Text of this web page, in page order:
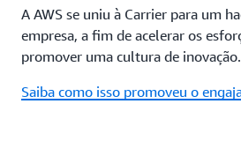
A AWS se uniu à Carrier para um
empresa, a fim de acelerar os
promover uma cultura de inovação.
Saiba como isso promoveu o